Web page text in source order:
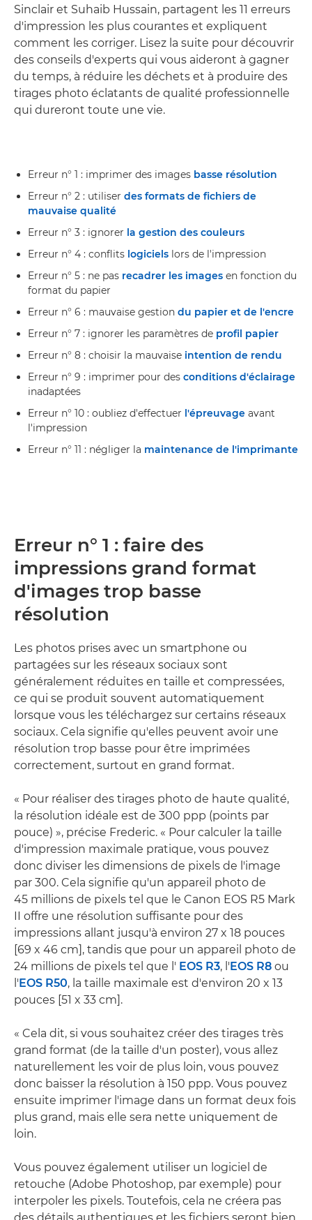
Sinclair et Suhaib Hussain, partagent les 11 erreurs
d'impression les plus courantes et expliquent
comment les corriger. Lisez la suite pour découvrir
des conseils d'experts qui vous aideront à gagner
du temps, à réduire les déchets et à produire des
tirages photo éclatants de qualité professionnelle
qui dureront toute une vie.
Erreur n° 1 : imprimer des images basse résolution
Erreur n° 2 : utiliser des formats de fichiers de
mauvaise qualité
Erreur n° 3 : ignorer la gestion des couleurs
Erreur n° 4 : conflits logiciels lors de l'impression
Erreur n° 5 : ne pas recadrer les images en fonction du
format du papier
Erreur n° 6 : mauvaise gestion du papier et de l'encre
Erreur n° 7 : ignorer les paramètres de profil papier
Erreur n° 8 : choisir la mauvaise intention de rendu
Erreur n° 9 : imprimer pour des conditions d'éclairage
inadaptées
Erreur n° 10 : oubliez d'effectuer l'épreuvage avant
l'impression
Erreur n° 11 : négliger la maintenance de l'imprimante
Erreur n° 1 : faire des
impressions grand format
d'images trop basse
résolution
Les photos prises avec un smartphone ou
partagées sur les réseaux sociaux sont
généralement réduites en taille et compressées,
ce qui se produit souvent automatiquement
lorsque vous les téléchargez sur certains réseaux
sociaux. Cela signifie qu'elles peuvent avoir une
résolution trop basse pour être imprimées
correctement, surtout en grand format.
« Pour réaliser des tirages photo de haute qualité,
la résolution idéale est de 300 ppp (points par
pouce) », précise Frederic. « Pour calculer la taille
d'impression maximale pratique, vous pouvez
donc diviser les dimensions de pixels de l'image
par 300. Cela signifie qu'un appareil photo de
45 millions de pixels tel que le Canon EOS R5 Mark
II offre une résolution suffisante pour des
impressions allant jusqu'à environ 27 x 18 pouces
[69 x 46 cm], tandis que pour un appareil photo de
24 millions de pixels tel que l' EOS R3, l'EOS R8 ou
l'EOS R50, la taille maximale est d'environ 20 x 13
pouces [51 x 33 cm].
« Cela dit, si vous souhaitez créer des tirages très
grand format (de la taille d'un poster), vous allez
naturellement les voir de plus loin, vous pouvez
donc baisser la résolution à 150 ppp. Vous pouvez
ensuite imprimer l'image dans un format deux fois
plus grand, mais elle sera nette uniquement de
loin.
Vous pouvez également utiliser un logiciel de
retouche (Adobe Photoshop, par exemple) pour
interpoler les pixels. Toutefois, cela ne créera pas